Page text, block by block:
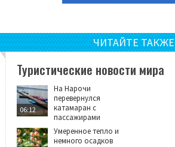
ЧИТАЙТЕ ТАКЖЕ
Туристические новости мира
06:12
На Нарочи
перевернулся
катамаран с
пассажирами
Умеренное тепло и
немного осадков